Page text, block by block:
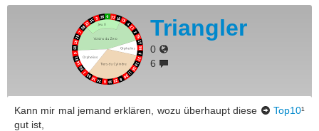
Triangler
0
6
Kann mir mal jemand erklären, wozu überhaupt diese Top10¹
gut ist,